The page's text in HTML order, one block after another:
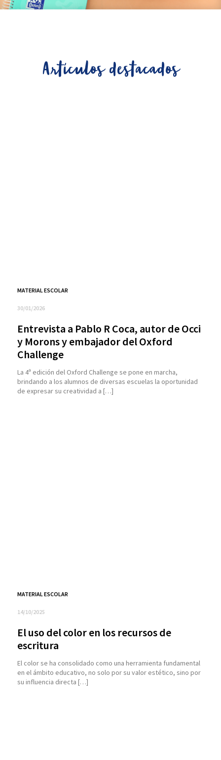
Artículos destacados
MATERIAL ESCOLAR
30/01/2026
Entrevista a Pablo R Coca, autor de Occi
y Morons y embajador del Oxford
Challenge
La 4ª edición del Oxford Challenge se pone en marcha,
brindando a los alumnos de diversas escuelas la oportunidad
de expresar su creatividad a […]
MATERIAL ESCOLAR
14/10/2025
El uso del color en los recursos de
escritura
El color se ha consolidado como una herramienta fundamental
en el ámbito educativo, no solo por su valor estético, sino por
su influencia directa […]